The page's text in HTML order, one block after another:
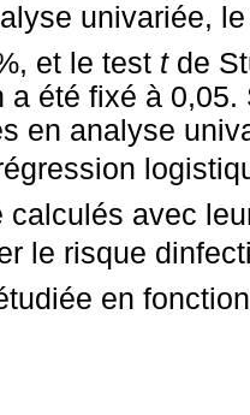
univariée,
et le test t de
a été fixé à
en analyse
calculés avec
le risque
en